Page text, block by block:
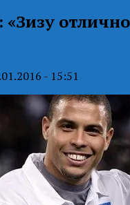
«Зизу
- 15:51